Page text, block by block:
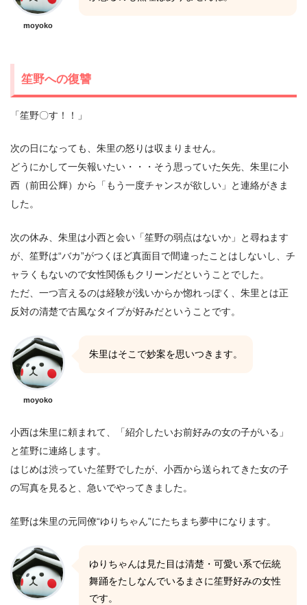
moyoko
笙野への復讐
「笙野〇す！！」
次の日になっても、朱里の怒りは収まりません。
どうにかして一矢報いたい・・・そう思っていた矢先、朱里に小
西（前田公輝）から「もう一度チャンスが欲しい」と連絡がきま
した。
次の休み、朱里は小西と会い「笙野の弱点はないか」と尋ねます
が、笙野は“バカ”がつくほど真面目で間違ったことはしないし、チ
ャラくもないので女性関係もクリーンだということでした。
ただ、一つ言えるのは経験が浅いからか惚れっぽく、朱里とは正
反対の清楚で古風なタイプが好みだということです。
moyoko
朱里はそこで妙案を思いつきます。
小西は朱里に頼まれて、「紹介したいお前好みの女の子がいる」
と笙野に連絡します。
はじめは渋っていた笙野でしたが、小西から送られてきた女の子
の写真を見ると、急いでやってきました。
笙野は朱里の元同僚“ゆりちゃん”にたちまち夢中になります。
ゆりちゃんは見た目は清楚・可愛い系で伝統
舞踊をたしなんでいるまさに笙野好みの女性
です。